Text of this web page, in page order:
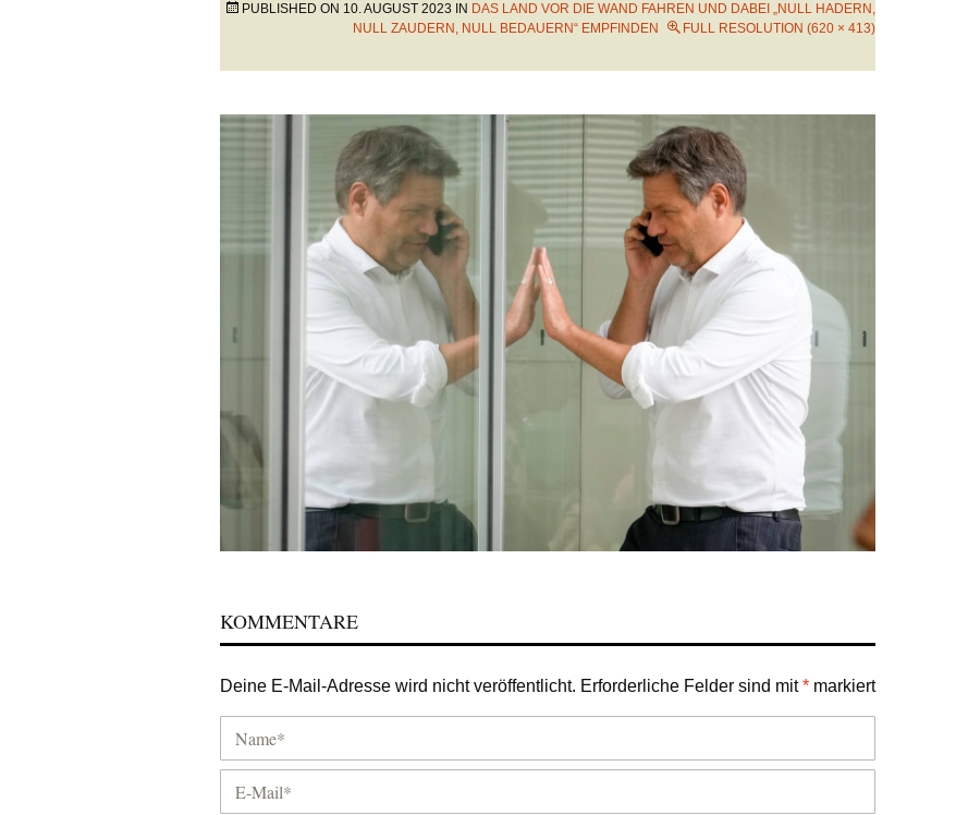
PUBLISHED ON 10. AUGUST 2023 IN DAS LAND VOR DIE WAND FAHREN UND DABEI „NULL HADERN,
NULL ZAUDERN, NULL BEDAUERN“ EMPFINDEN
FULL RESOLUTION (620 × 413)
KOMMENTARE
Deine E-Mail-Adresse wird nicht veröffentlicht. Erforderliche Felder sind mit* markiert